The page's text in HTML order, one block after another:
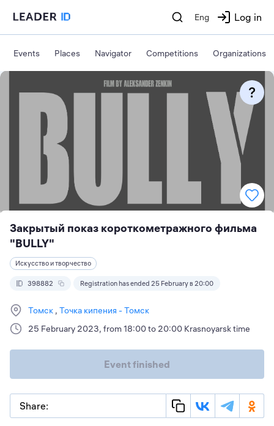
Eng Log in
Events Places Navigator Competitions Organizations
Закрытый показ короткометражного фильма
"BULLY"
Искусство и творчество
398882 Registration has ended 25 February в 20:00
Томск Точка кипения - Томск
25 February 2023, from 18:00 to 20:00 Krasnoyarsk time
Event finished
Share: